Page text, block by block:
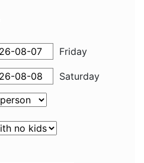
Friday
Saturday